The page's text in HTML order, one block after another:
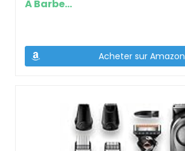
À Barbe…
Acheter sur Amazon